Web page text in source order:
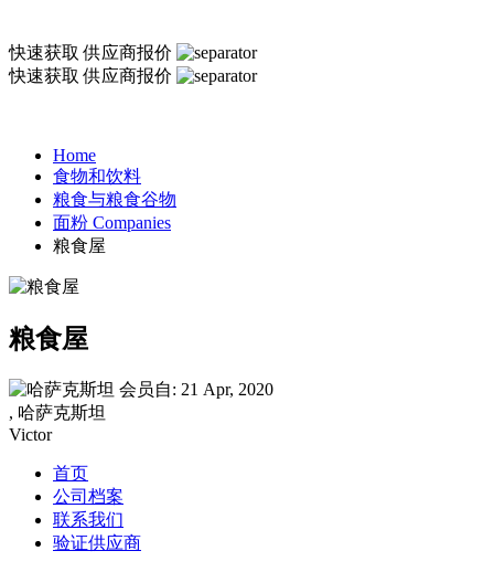
快速获取供应商报价
快速获取供应商报价
Home
食物和饮料
粮食与粮食谷物
面粉 Companies
粮食屋
粮食屋
会员自: 21 Apr, 2020
, 哈萨克斯坦
Victor
首页
公司档案
联系我们
验证供应商